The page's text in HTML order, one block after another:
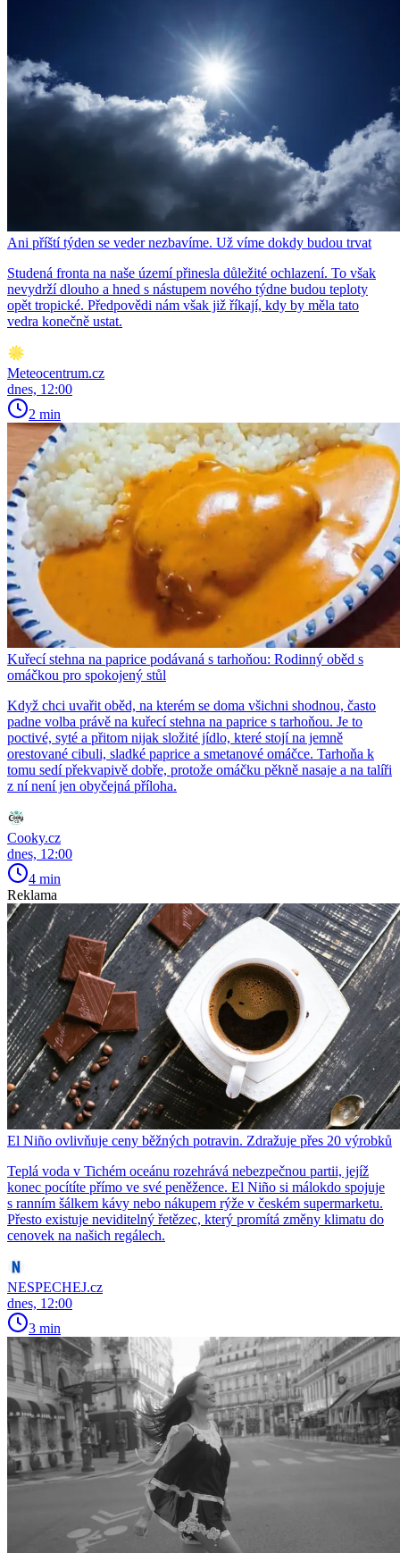
Ani příští týden se veder nezbavíme. Už víme dokdy budou trvat
Studená fronta na naše území přinesla důležité ochlazení. To však
nevydrží dlouho a hned s nástupem nového týdne budou teploty
opět tropické. Předpovědi nám však již říkají, kdy by měla tato
vedra konečně ustat.
Meteocentrum.cz
dnes, 12:00
2 min
Kuřecí stehna na paprice podávaná s tarhoňou: Rodinný oběd s
omáčkou pro spokojený stůl
Když chci uvařit oběd, na kterém se doma všichni shodnou, často
padne volba právě na kuřecí stehna na paprice s tarhoňou. Je to
poctivé, syté a přitom nijak složité jídlo, které stojí na jemně
orestované cibuli, sladké paprice a smetanové omáčce. Tarhoňa k
tomu sedí překvapivě dobře, protože omáčku pěkně nasaje a na talíři
z ní není jen obyčejná příloha.
Cooky.cz
dnes, 12:00
4 min
Reklama
El Niño ovlivňuje ceny běžných potravin. Zdražuje přes 20 výrobků
Teplá voda v Tichém oceánu rozehrává nebezpečnou partii, jejíž
konec pocítíte přímo ve své peněžence. El Niño si málokdo spojuje
s ranním šálkem kávy nebo nákupem rýže v českém supermarketu.
Přesto existuje neviditelný řetězec, který promítá změny klimatu do
cenovek na našich regálech.
NESPECHEJ.cz
dnes, 12:00
3 min